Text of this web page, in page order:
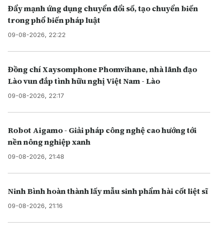
Đẩy mạnh ứng dụng chuyển đổi số, tạo chuyển biến
trong phổ biến pháp luật
09-08-2026, 22:22
Đồng chí Xaysomphone Phomvihane, nhà lãnh đạo
Lào vun đắp tình hữu nghị Việt Nam - Lào
09-08-2026, 22:17
Robot Aigamo - Giải pháp công nghệ cao hướng tới
nền nông nghiệp xanh
09-08-2026, 21:48
Ninh Bình hoàn thành lấy mẫu sinh phẩm hài cốt liệt sĩ
09-08-2026, 21:16